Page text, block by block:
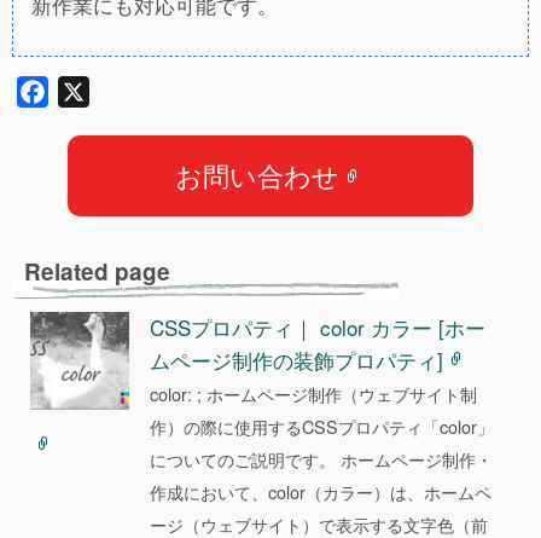
o
k
お問い合わせ
Related page
CSSプロパティ｜ color カラー [ホー
ムページ制作の装飾プロパティ]
color: ; ホームページ制作（ウェブサイト制
作）の際に使用するCSSプロパティ「color」
についてのご説明です。 ホームページ制作・
作成において、color（カラー）は、ホームペ
ージ（ウェブサイト）で表示する文字色（前